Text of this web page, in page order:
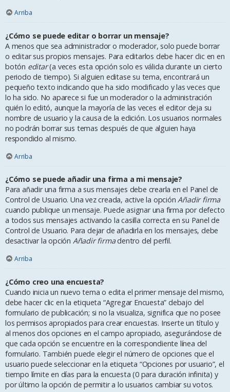
Arriba
¿Cómo se puede editar o borrar un mensaje?
A menos que sea administrador o moderador, solo puede borrar
o editar sus propios mensajes. Para editarlos debe hacer clic en en
botón editar(a veces esta opción solo es válida durante un cierto
periodo de tiempo). Si alguien editase su tema, encontrará un
pequeño texto indicando que ha sido modificado y las veces que
lo ha sido. No aparece si fue un moderador o la administración
quién lo editó, aunque la mayoría de las veces el editor deja su
nombre de usuario y la causa de la edición. Los usuarios normales
no podrán borrar sus temas después de que alguien haya
respondido al mismo.
Arriba
¿Cómo se puede añadir una firma a mi mensaje?
Para añadir una firma a sus mensajes debe crearla en el Panel de
Control de Usuario. Una vez creada, active la opciónAñadir firma
cuando publique un mensaje. Puede asignar una firma por defecto
a todos sus mensajes activando la casilla correcta en su Panel de
Control de Usuario. Para dejar de añadirla en los mensajes, debe
desactivar la opción Añadir firmadentro del perfil.
Arriba
¿Cómo creo una encuesta?
Cuando inicia un nuevo tema o edita el primer mensaje del mismo,
debe hacer clic en la etiqueta “Agregar Encuesta” debajo del
formulario de publicación; si no la visualiza, significa que no posee
los permisos apropiados para crear encuestas. Inserte un título y
al menos dos opciones en el campo apropiado, asegurándose de
que cada opción se encuentre en la correspondiente línea del
formulario. También puede elegir el número de opciones que el
usuario puede seleccionar en la etiqueta “Opciones por usuario”, el
tiempo límite en días para la encuesta (0 para duración infinita) y
por último la opción de permitir a lo usuarios cambiar su votos.